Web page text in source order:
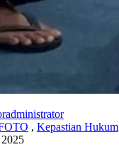
administrator
, Kepastian Hukum